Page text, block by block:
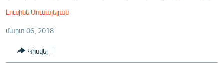
ՏՆՏԵՍՈՒԹՅՈՒՆ
Լուսինե Մուսայելյան
մարտ 06, 2018
Կիսվել